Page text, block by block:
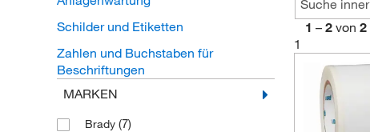
Schilder und Etiketten
Zahlen und Buchstaben für
Beschriftungen
MARKEN
Brady (7)
1 – 2 von 2
1